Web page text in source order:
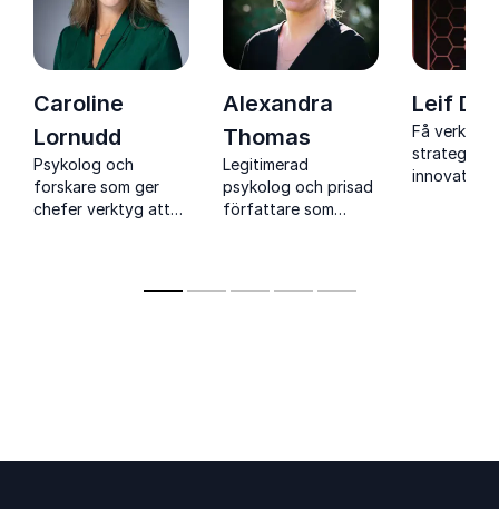
Caroline
Lornudd
Psykolog och
forskare som ger
chefer verktyg att
Alexandra
Thomas
Legitimerad
psykolog och prisad
författare som
arbetsplatser
Leif
Få verktyg
strategier
innovation,